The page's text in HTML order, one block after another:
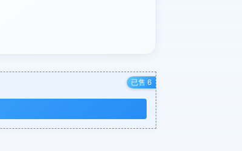
已售 6